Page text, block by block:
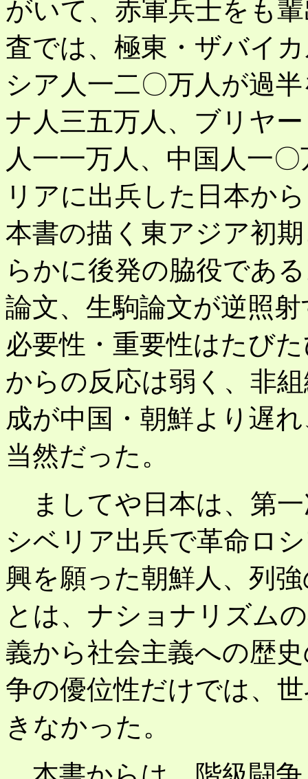
がいて、赤軍兵士をも
査では、極東・ザバイ
シア人一二〇万人が過
ナ人三五万人、ブリヤ
人一一万人、中国人一
リアに出兵した日本か
本書の描く東アジア初
らかに後発の脇役であ
論文、生駒論文が逆照
必要性・重要性はたび
からの反応は弱く、非
成が中国・朝鮮より遅
当然だった。
ましてや日本は、第
シベリア出兵で革命ロ
興を願った朝鮮人、列
とは、ナショナリズム
義から社会主義への歴
争の優位性だけでは、
きなかった。